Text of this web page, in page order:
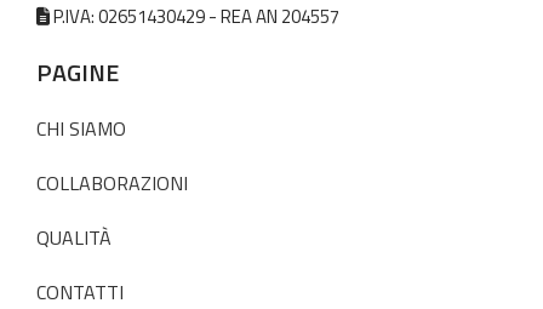
P.IVA: 02651430429 - REA AN 204557
PAGINE
CHI SIAMO
COLLABORAZIONI
QUALITÀ
CONTATTI